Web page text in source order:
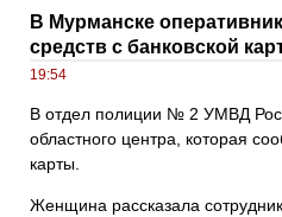
В Мурманске
средств с банковской
19:54
В отдел полиции № 2 УМВД
областного центра, которая
карты.
Женщина рассказала